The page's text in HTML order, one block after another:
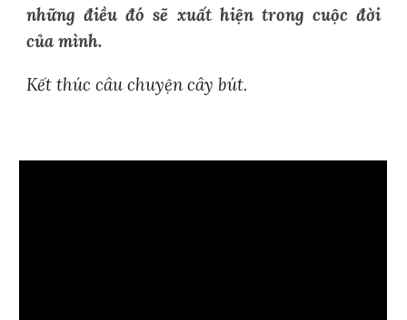
những điều đó sẽ xuất hiện trong cuộc đời
của mình.
Kết thúc câu chuyện cây bút.